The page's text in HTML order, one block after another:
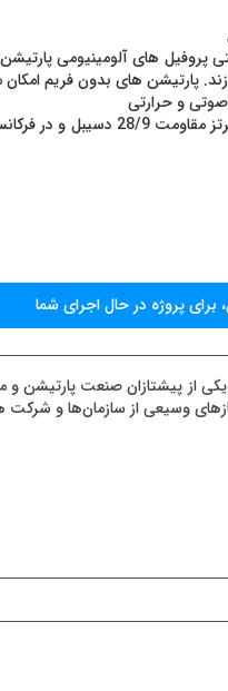
پروفیل های آلومینیومی
پارتیشن های بدون فریم
و حرارتی
پروژه در حال اجرای شما
از پیشتازان صنعت پارتیشن و